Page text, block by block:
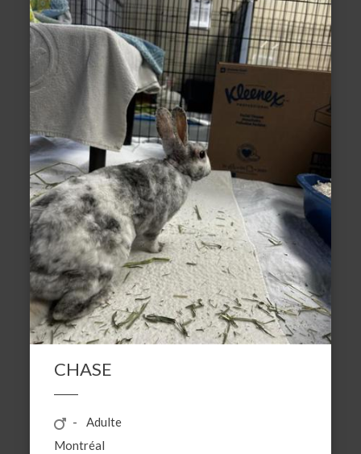
CHASE
Adulte
Montréal